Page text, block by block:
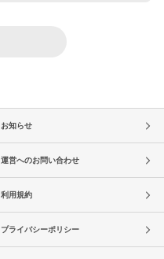
お知らせ
運営へのお問い合わせ
利用規約
プライバシーポリシー